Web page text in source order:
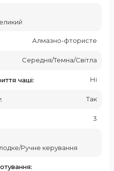
Алмазно-фтористе
Середня/Темна/Світла
чаші: Ні
Так
3
Ручне керування